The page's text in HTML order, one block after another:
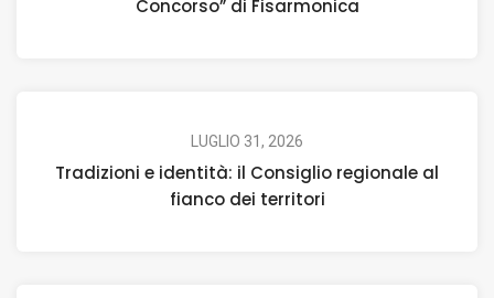
Concorso” di Fisarmonica
LUGLIO 31, 2026
Tradizioni e identità: il Consiglio regionale al
fianco dei territori